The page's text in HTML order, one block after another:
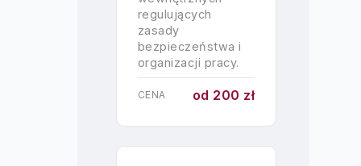
regulujących
zasady
bezpieczeństwa i
organizacji pracy.
CENA od 200 zł